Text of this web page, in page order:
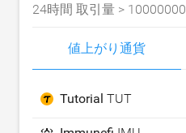
24時間 取引量 > 10000000
値上がり通貨
Tutorial TUT